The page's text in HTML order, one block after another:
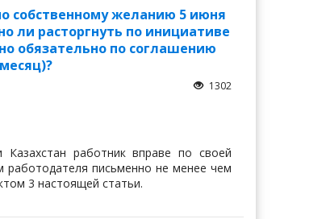
собственному желанию 5 июня
ли расторгнуть по инициативе
обязательно по соглашению
1302
работник вправе по своей
работодателя письменно не менее чем
3 настоящей статьи.